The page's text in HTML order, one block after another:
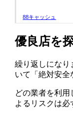
88キャッシュ
優良店を
繰り返しになり
いて「絶対安全
どの業者を利
よるリスクは必